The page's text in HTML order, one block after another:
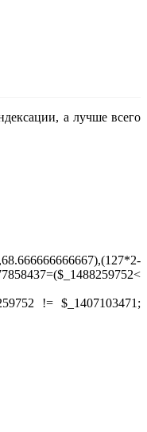
а лучше всего
!= $_1407103471;